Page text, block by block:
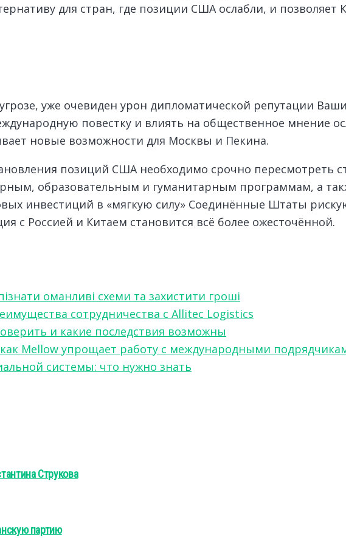
для стран, где позиции США ослабли, и
уже очевиден урон дипломатической репутации
повестку и влиять на общественное мнение
новые возможности для Москвы и Пекина.
позиций США необходимо срочно пересмотреть
образовательным и гуманитарным программам, а
инвестиций в «мягкую силу» Соединённые Штаты
с Россией и Китаем становится всё более ожесточённой.
оманливі схеми та захистити гроші
сотрудничества с Allitec Logistics
и какие последствия возможны
Mellow упрощает работу с международными
системы: что нужно знать
Струкова
партию